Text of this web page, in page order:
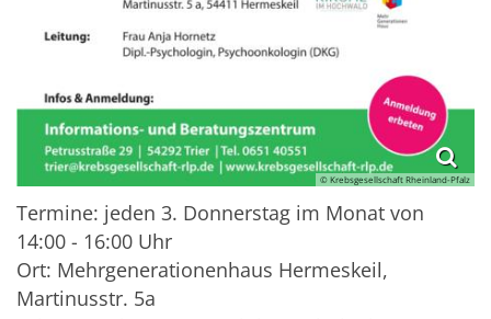
© Krebsgesellschaft Rheinland-Pfalz
Termine: jeden 3. Donnerstag im Monat von
14:00 - 16:00 Uhr
Ort: Mehrgenerationenhaus Hermeskeil,
Martinusstr. 5a